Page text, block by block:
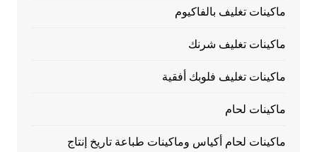
ماكينات تغليف بالفاكيوم
ماكينات تغليف شرنك
ماكينات تغليف فلوبك أفقية
ماكينات لحام
ماكينات لحام أكياس وماكينات طباعة تاريخ إنتاج